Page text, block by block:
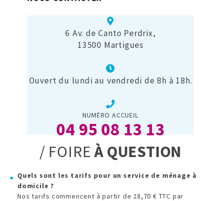
6 Av. de Canto Perdrix,
13500 Martigues
Ouvert du lundi au vendredi de 8h à 18h.
NUMÉRO ACCUEIL
04 95 08 13 13
/ FOIREÀ QUESTION
Quels sont les tarifs pour un service de ménage à
domicile ?
Nos tarifs commencent à partir de 28,70 € TTC par